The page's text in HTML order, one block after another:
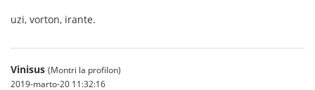
uzi, vorton, irante.
Vinisus (Montri la profilon)
2019-marto-20 11:32:16